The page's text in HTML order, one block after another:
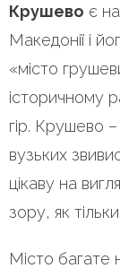
Крушево є
Македонії і
«місто
історичному
гір. Крушево
вузьких
цікаву на
зору, як
Місто багате